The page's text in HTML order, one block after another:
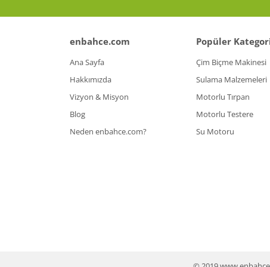
enbahce.com
Ana Sayfa
Hakkımızda
Vizyon & Misyon
Blog
Neden enbahce.com?
Popüler
Çim Biçme Makinesi
Sulama Malzemeleri
Motorlu Tırpan
Motorlu Testere
Su Motoru